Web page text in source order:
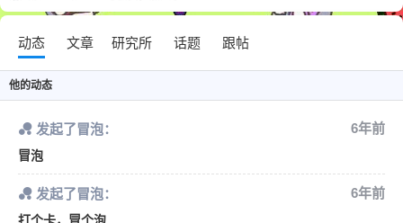
动态 文章 研究所 话题 跟帖
他的动态
发起了冒泡： 6年前
冒泡
发起了冒泡： 6年前
打个卡，冒个泡